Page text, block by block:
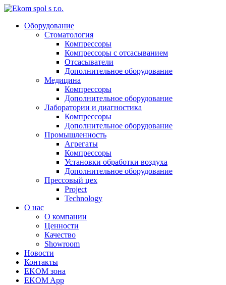
Оборудование
Стоматология
Компрессоры
Компрессоры с отсасыванием
Отсасыватели
Дополнительное оборудование
Медицина
Компрессоры
Дополнительное оборудование
Лаборатории и диагностика
Компрессоры
Дополнительное оборудование
Промышленность
Агрегаты
Компрессоры
Установки обработки воздуха
Дополнительное оборудование
Прессовый цех
Project
Technology
О нас
О компании
Ценности
Качество
Showroom
Новости
Контакты
EKOM зона
EKOM App